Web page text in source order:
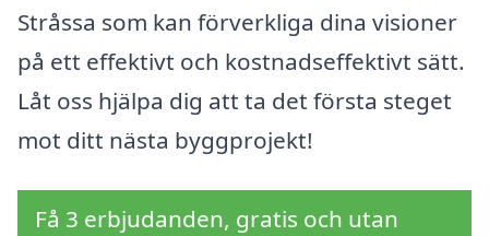
Stråssa som kan förverkliga dina visioner
på ett effektivt och kostnadseffektivt sätt.
Låt oss hjälpa dig att ta det första steget
mot ditt nästa byggprojekt!
Få 3 erbjudanden, gratis och utan